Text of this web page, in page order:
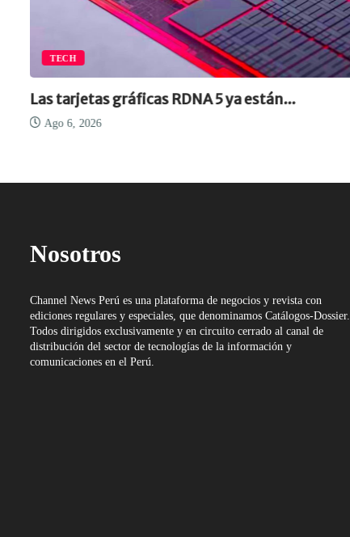
TECH
Las tarjetas gráficas RDNA 5 ya están...
Ago 6, 2026
Nosotros
Channel News Perú es una plataforma de negocios y revista con
ediciones regulares y especiales, que denominamos Catálogos-Dossier.
Todos dirigidos exclusivamente y en circuito cerrado al canal de
distribución del sector de tecnologías de la información y
comunicaciones en el Perú.